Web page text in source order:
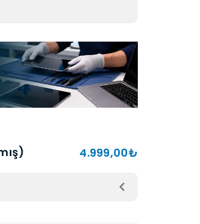
4.999,00₺